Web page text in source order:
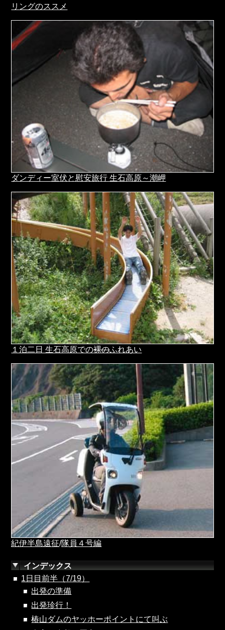
リングのススメ
ダンディー室伏と慰安旅行 生石高原～潮岬
１泊二日 生石高原での裸のふれあい
紀伊半島遠征/隊員４号編
インデックス
1日目前半（7/19）
出発の準備
出発珍行！
椿山ダムのヤッホーポイントにて叫ぶ